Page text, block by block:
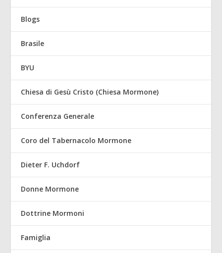
Blogs
Brasile
BYU
Chiesa di Gesù Cristo (Chiesa Mormone)
Conferenza Generale
Coro del Tabernacolo Mormone
Dieter F. Uchdorf
Donne Mormone
Dottrine Mormoni
Famiglia